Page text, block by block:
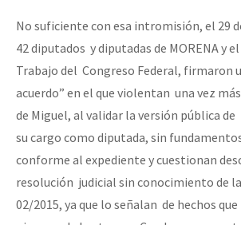
No suficiente con esa intromisión, el 29
42 diputados y diputadas de MORENA y
Trabajo del Congreso Federal, firmaron
acuerdo” en el que violentan una vez
de Miguel, al validar la versión pública de
su cargo como diputada, sin
conforme al expediente y cuestionan
resolución judicial sin conocimiento de la
02/2015, ya que lo señalan de hechos